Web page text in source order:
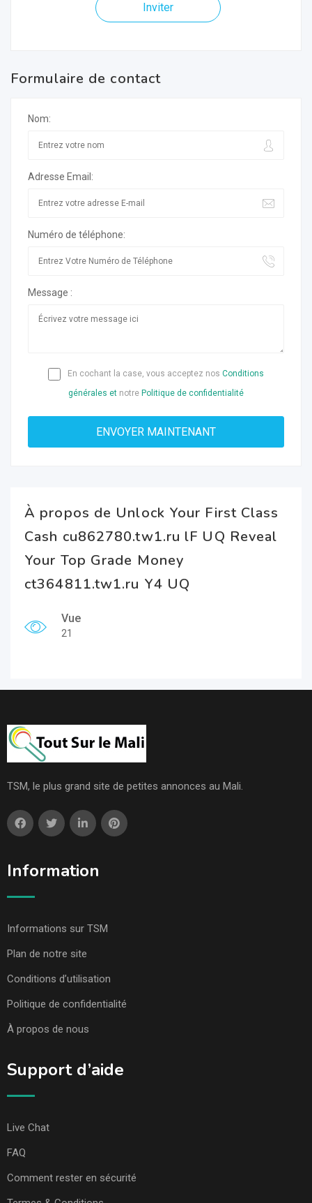
Inviter
Formulaire de contact
Nom:
Adresse Email:
Numéro de téléphone:
Message :
En cochant la case, vous acceptez nos Conditions
générales et notre Politique de confidentialité
À propos de Unlock Your First Class
Cash cu862780.tw1.ru lF UQ Reveal
Your Top Grade Money
ct364811.tw1.ru Y4 UQ
Vue
21
TSM, le plus grand site de petites annonces au Mali.
Information
Informations sur TSM
Plan de notre site
Conditions d’utilisation
Politique de confidentialité
À propos de nous
Support d’aide
Live Chat
FAQ
Comment rester en sécurité